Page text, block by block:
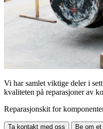
Vi har samlet viktige deler i
kvaliteten på reparasjoner av
Reparasjonskit for
Ta kontakt med oss Be om et